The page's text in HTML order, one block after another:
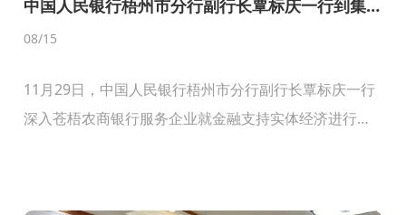
中国人民银行梧州市分行副行长覃标庆一行到集
团调研
08/15
11月29日，中国人民银行梧州市分行副行长覃标庆一行
深入苍梧农商银行服务企业就金融支持实体经济进行走